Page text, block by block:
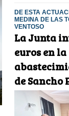
DE ESTA
MEDINA DE LAS
VENTOSO
La Junta
euros en
de Sancho